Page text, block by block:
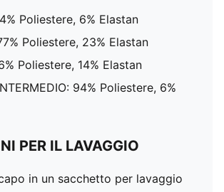
Poliestere, 6% Elastan
Poliestere, 23% Elastan
Poliestere, 14% Elastan
94% Poliestere, 6%
PER IL LAVAGGIO
in un sacchetto per lavaggio